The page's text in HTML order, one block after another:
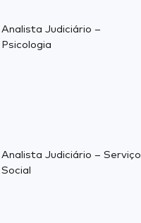
Analista Judiciário –
Psicologia
Analista Judiciário – Serviço
Social